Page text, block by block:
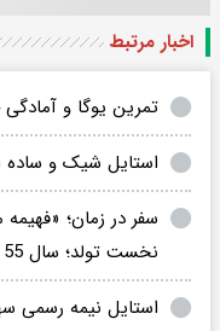
اخبار مرتبط
تمرین یوگا و
استایل شیک و ساده
سفر در زمان؛
نخست تولد؛ سال 55
استایل نیمه‌ رسمی